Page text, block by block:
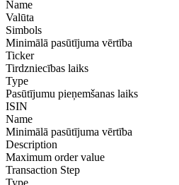
Name
Valūta
Simbols
Minimālā pasūtījuma vērtība
Ticker
Tirdzniecības laiks
Type
Pasūtījumu pieņemšanas laiks
ISIN
Name
Minimālā pasūtījuma vērtība
Description
Maximum order value
Transaction Step